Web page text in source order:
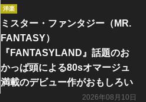
洋楽
ミスター・ファンタジー（MR.
FANTASY）
『FANTASYLAND』話題のお
かっぱ頭による80sオマージュ
満載のデビュー作がおもしろい
2026年08月10日